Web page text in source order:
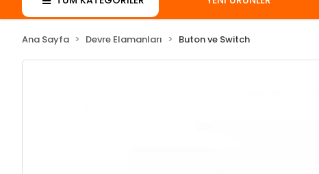
Ana Sayfa Devre Elamanları Buton ve Switch